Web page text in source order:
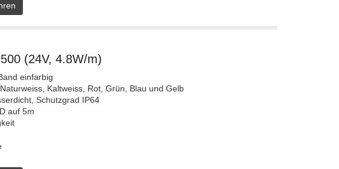
(24V, 4.8W/m)
einfarbig
Kaltweiss, Rot, Grün, Blau und Gelb
Schutzgrad IP64
auf 5m